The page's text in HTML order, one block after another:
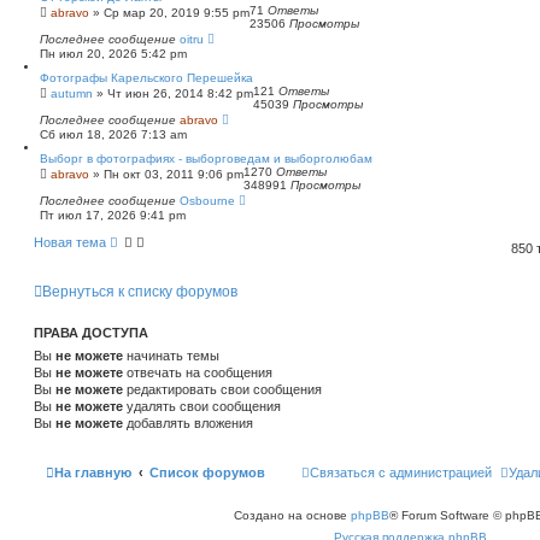
abravo » Ср мар 20, 2019 9:55 pm71 Ответы
23506 Просмотры
Последнее сообщение oitru
Пн июл 20, 2026 5:42 pm
Фотографы Карельского Перешейка
autumn » Чт июн 26, 2014 8:42 pm121 Ответы
45039 Просмотры
Последнее сообщение abravo
Сб июл 18, 2026 7:13 am
Выборг в фотографиях - выборговедам и выборголюбам
abravo » Пн окт 03, 2011 9:06 pm1270 Ответы
348991 Просмотры
Последнее сообщение Osbourne
Пт июл 17, 2026 9:41 pm
Новая тема 850
Вернуться к списку форумов
ПРАВА ДОСТУПА
Вы не можете начинать темы
Вы не можете отвечать на сообщения
Вы не можете редактировать свои сообщения
Вы не можете удалять свои сообщения
Вы не можете добавлять вложения
На главную Список форумов Связаться с администрацией
Создано на основе phpBB® Forum Software ©
Русская поддержка phpBB